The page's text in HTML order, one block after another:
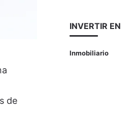
de
INVERTIR EN
Inmobiliario